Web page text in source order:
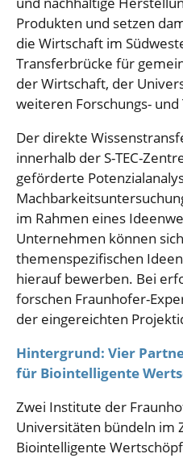
Produkten und setzen
die Wirtschaft im
Transferbrücke für
der Wirtschaft, der
weiteren Forschungs-
Der direkte
innerhalb der S-TEC-
geförderte
im Rahmen eines
Unternehmen können
themenspezifischen
hierauf bewerben. Bei
forschen Fraunhofer-
der eingereichten
Hintergrund: Vier
für Biointelligente
Zwei Institute der
Universitäten bündeln im
Biointelligente